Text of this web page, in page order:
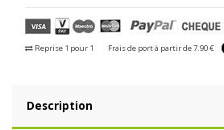
Reprise 1 pour 1 Frais de port à partir de 7.90 €
Description